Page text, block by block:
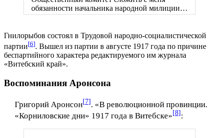
обязанности начальника народной милиции…
Гнилорыбов состоял в Трудовой народно-социалистической
партии[6]. Вышел из партии в августе 1917 года по причине
беспартийного характера редактируемого им журнала
«Витебский край».
Воспоминания Аронсона
Григорий Аронсон[7] . «В революционной провинции.
«Корниловские дни» 1917 года в Витебске» [8] :